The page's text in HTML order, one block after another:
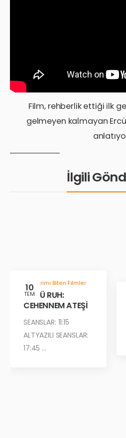
Film, rehberlik ettiği ilk
gelmeyen kalmayan
İlgili
10
TEM
Gösterimi Biten Filmler
KÖTÜ RUH:
CEHENNEM ATEŞİ
SEANSLAR: 11:15
ALTYAZILI SEANSLAR:
17:45 ...